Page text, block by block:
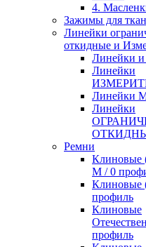
4.
Зажимы для
Линейки
откидные и
Линейки и
Линейки
Линейки
Линейки
Ремни
М / 0
Клиновые
профиль
Клиновые
профиль